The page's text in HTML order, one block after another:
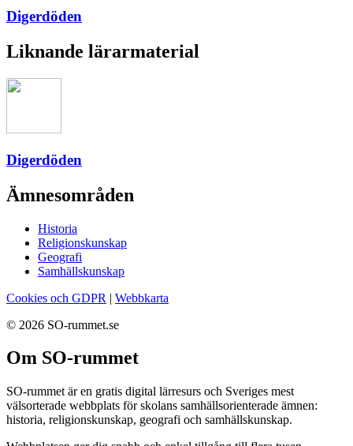
Digerdöden
Liknande lärarmaterial
Digerdöden
Ämnesområden
Historia
Religionskunskap
Geografi
Samhällskunskap
Cookies och GDPR | Webbkarta
© 2026 SO-rummet.se
Om SO-rummet
SO-rummet är en gratis digital lärresurs och Sveriges mest
välsorterade webbplats för skolans samhällsorienterade ämnen:
historia, religionskunskap, geografi och samhällskunskap.